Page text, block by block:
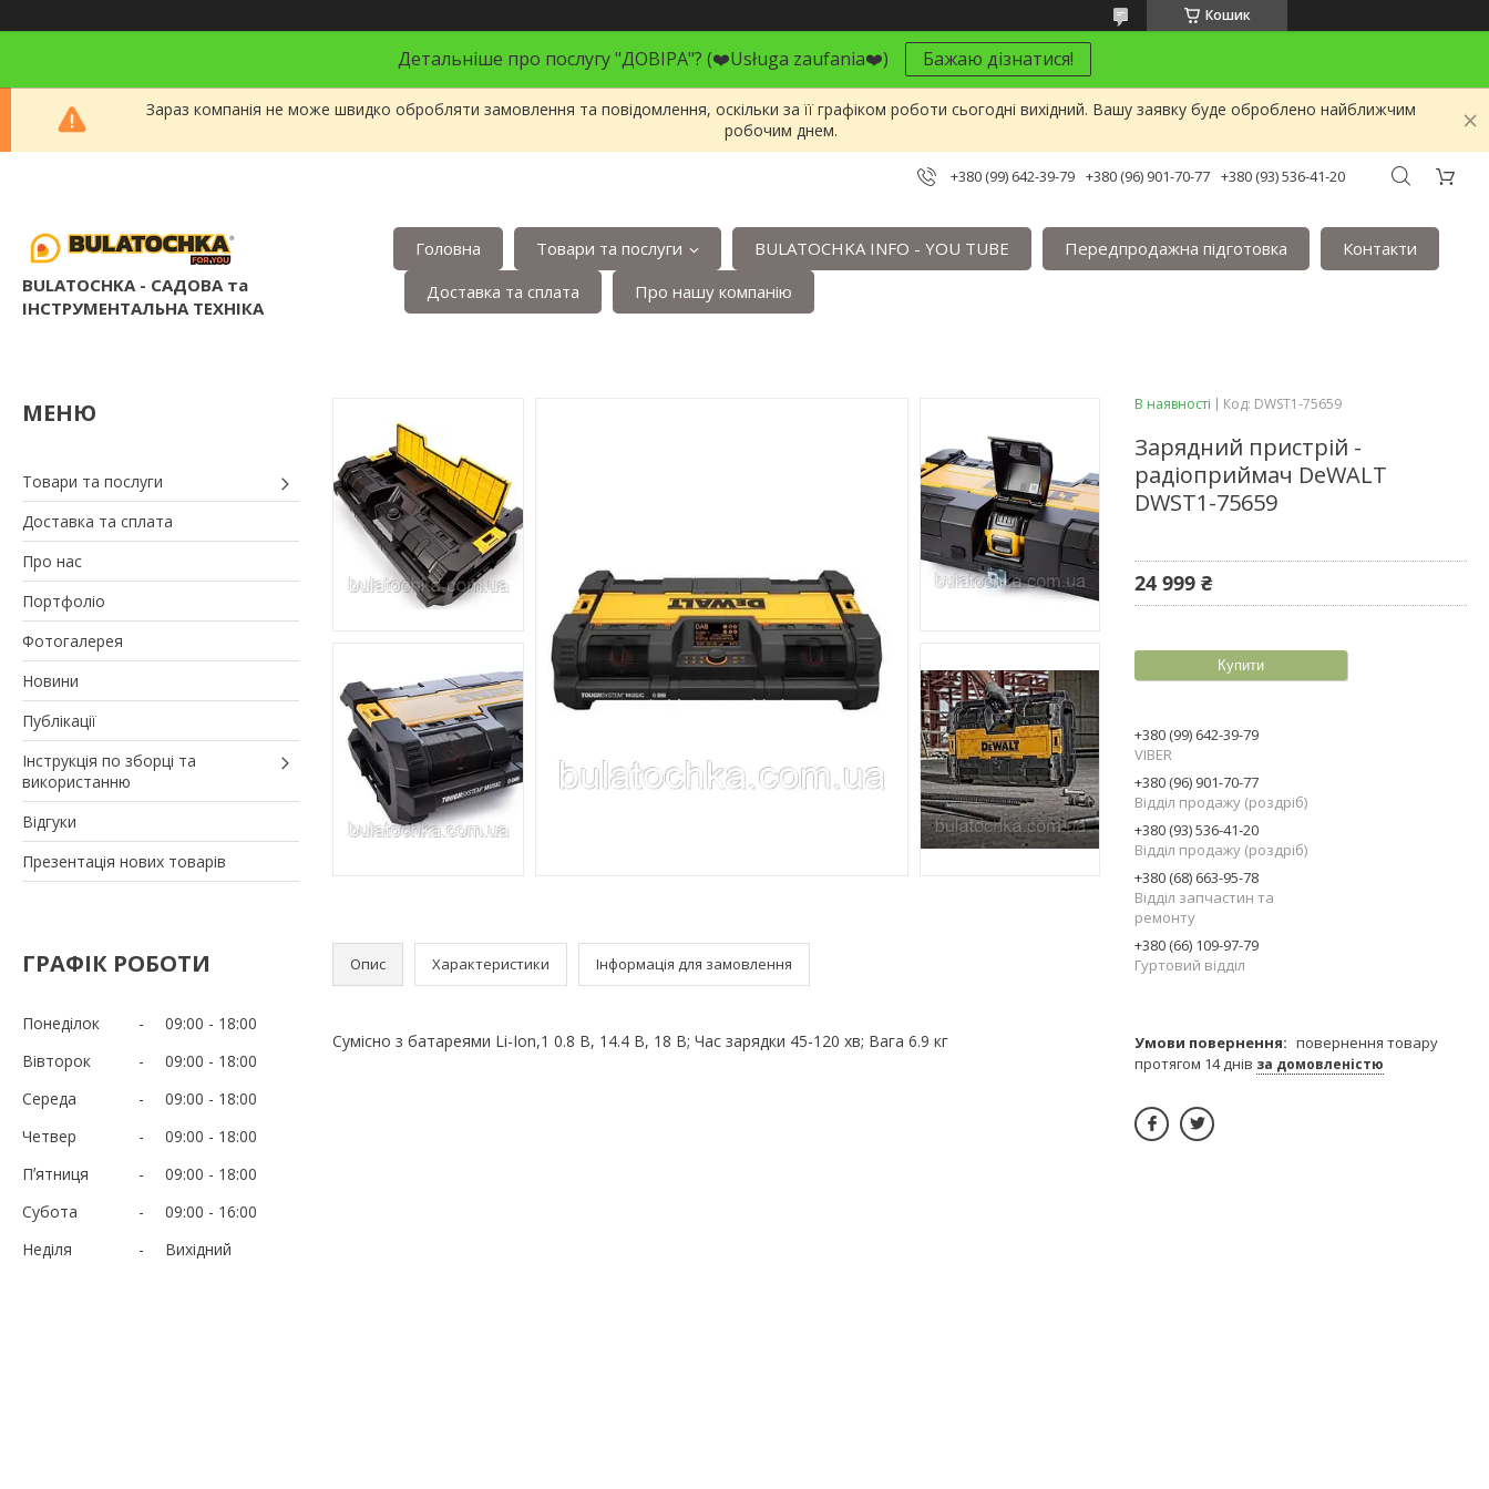
Кошик
Детальніше про послугу "ДОВІРА"? (❤️Usługa zaufania❤️) Бажаю дізнатися!
Зараз компанія не може швидко обробляти замовлення та повідомлення, оскільки за її графіком роботи сьогодні вихідний. Вашу заявку буде оброблено найближчим
робочим днем.
+380 (99) 642-39-79 +380 (96) 901-70-77 +380 (93) 536-41-20
BULATOCHKA - САДОВА та
ІНСТРУМЕНТАЛЬНА ТЕХНІКА
Головна Товари та послуги BULATOCHKA INFO - YOU TUBE Передпродажна підготовка
Контакти
Доставка та сплата
Про нашу компанію
Товари та послуги
Доставка та сплата
Про нас
Портфоліо
Фотогалерея
Новини
Публікації
Інструкція по зборці та
використанню
Відгуки
Презентація нових товарів
ГРАФІК РОБОТИ
Понеділок 09:00
18:00
Вівторок
09:00
18:00
Середа
09:00
18:00
Четвер
09:00
18:00
Пʼятниця
09:00
18:00
Субота
09:00
16:00
Неділя
Вихідний
Опис Характеристики Інформація для замовлення
Сумісно з батареями Li-Ion,1 0.8 В, 14.4 В, 18 В; Час зарядки 45-120 хв; Вага 6.9 кг
В наявності Код: DWST1-75659
Зарядний пристрiй -
радіоприймач DeWALT
DWST1-75659
24 999 ₴
Купити
+380 (99) 642-39-79
VIBER
+380 (96) 901-70-77
Відділ продажу (роздріб)
+380 (93) 536-41-20
Відділ продажу (роздріб)
+380 (68) 663-95-78
Відділ запчастин та
ремонту
+380 (66) 109-97-79
Гуртовий відділ
повернення товару
протягом 14 днів за домовленістю